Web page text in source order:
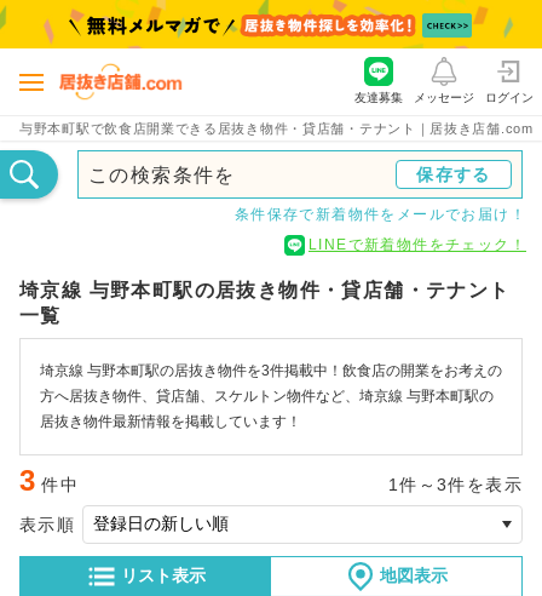
与野本町駅で飲食店開業できる居抜き物件・貸店舗・テナント｜居抜き店舗.com
友達募集 メッセージ ログイン
この検索条件を 保存する
条件保存で新着物件をメールでお届け！
LINEで新着物件をチェック！
埼京線 与野本町駅の居抜き物件・貸店舗・テナント
一覧
埼京線 与野本町駅の居抜き物件を3件掲載中！飲食店の開業をお考えの
方へ居抜き物件、貸店舗、スケルトン物件など、埼京線 与野本町駅の
居抜き物件最新情報を掲載しています！
3 件中 1件～3件を表示
リスト表示 地図表示
表示順